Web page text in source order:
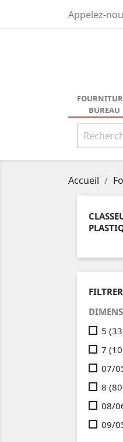
Appelez-
BUREAU
Accueil
5
7
07/
8
08/
09/